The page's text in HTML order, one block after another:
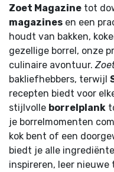
Zoet Magazine tot
magazines en een
houdt van bakken,
gezellige borrel, onze
culinaire avontuur.
bakliefhebbers, terwijl
recepten biedt voor
stijlvolle borrelplank
je borrelmomenten
kok bent of een
biedt je alle
inspireren, leer